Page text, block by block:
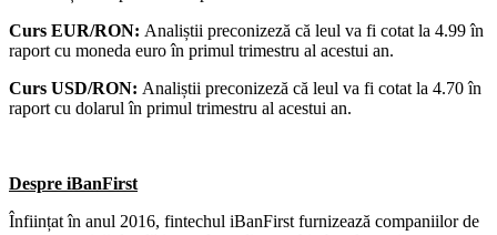
Curs EUR/RON: Analiștii preconizeză că leul va fi cotat la 4.99 în
raport cu moneda euro în primul trimestru al acestui an.
Curs USD/RON: Analiștii preconizeză că leul va fi cotat la 4.70 în
raport cu dolarul în primul trimestru al acestui an.
Despre iBanFirst
Înființat în anul 2016, fintechul iBanFirst furnizează companiilor de